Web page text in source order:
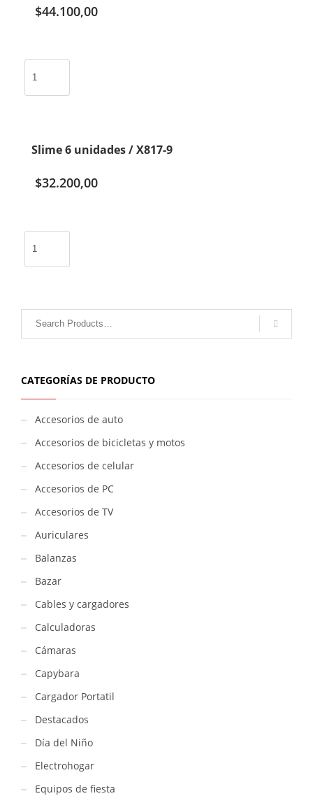
$44.100,00
magico
Slime 6 unidades / X817-9
$32.200,00
unidades
cantidad
CATEGORÍAS DE PRODUCTO
Accesorios de auto
Accesorios de bicicletas y motos
Accesorios de celular
Accesorios de PC
Accesorios de TV
Auriculares
Balanzas
Bazar
Cables y cargadores
Calculadoras
Cámaras
Capybara
Cargador Portatil
Destacados
Día del Niño
Electrohogar
Equipos de fiesta